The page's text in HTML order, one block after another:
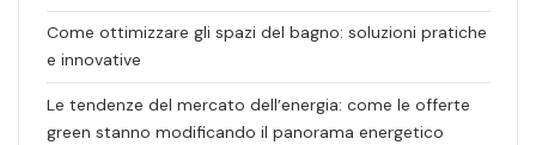
Come ottimizzare gli spazi del bagno: soluzioni pratiche
e innovative
Le tendenze del mercato dell’energia: come le offerte
green stanno modificando il panorama energetico